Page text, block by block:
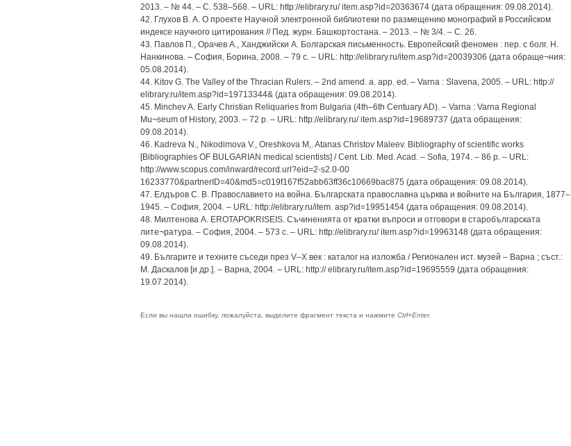
2013. – № 44. – С. 538–568. – URL: http://elibrary.ru/ item.asp?id=20363674 (дата обращения: 09.08.2014).
42. Глухов В. А. О проекте Научной электронной библиотеки по размещению монографий в Российском
индексе научного цитирования // Пед. журн. Башкортостана. – 2013. – № 3/4. – С. 26.
43. Павлов П., Орачев А., Ханджийски А. Болгарская письменность. Европейский феномен : пер. с болг. Н.
Нанкинова. – София, Борина, 2008. – 79 с. – URL: http://elibrary.ru/item.asp?id=20039306 (дата обраще¬ния:
05.08.2014).
44. Kitov G. The Valley of the Thracian Rulers. – 2nd amend. a. app. ed. – Varna : Slavena, 2005. – URL: http://
elibrary.ru/item.asp?id=19713344& (дата обращения: 09.08.2014).
45. Minchev A. Early Christian Reliquaries from Bulgaria (4th–6th Centuary AD). – Varna : Varna Regional
Mu¬seum of History, 2003. – 72 p. – URL: http://elibrary.ru/ item.asp?id=19689737 (дата обращения:
09.08.2014).
46. Kadreva N., Nikodimova V., Oreshkova M,. Atanas Christov Maleev. Bibliography of scientific works
[Bibliographies OF BULGARIAN medical scientists] / Cent. Lib. Med. Acad. – Sofia, 1974. – 86 p. – URL:
http://www.scopus.com/inward/record.url?eid=2-s2.0-00
16233770&partnerID=40&md5=c019f167f52abb63ff36c10669bac875 (дата обращения: 09.08.2014).
47. Елдъров С. В. Православието на война. Българската православна църква и войните на България, 1877–
1945. – София, 2004. – URL: http://elibrary.ru/item. asp?id=19951454 (дата обращения: 09.08.2014).
48. Милтенова А. EROTAPOKRISEIS. Съчиненията от кратки въпроси и отговори в старобългарската
лите¬ратура. – София, 2004. – 573 с. – URL: http://elibrary.ru/ item.asp?id=19963148 (дата обращения:
09.08.2014).
49. Българите и техните съседи през V–X век : каталог на изложба / Регионален ист. музей – Варна ; съст.:
М. Даскалов [и др.]. – Варна, 2004. – URL: http:// elibrary.ru/item.asp?id=19695559 (дата обращения:
19.07.2014).
Если вы нашли ошибку, пожалуйста, выделите фрагмент текста и нажмите Ctrl+Enter.